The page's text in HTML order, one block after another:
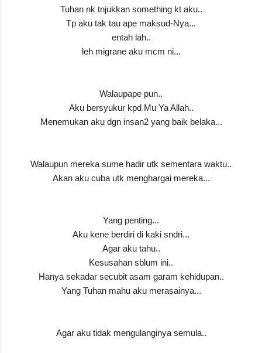
Tuhan nk tnjukkan something kt aku..
Tp aku tak tau ape maksud-Nya...
entah lah..
leh migrane aku mcm ni...
Walaupape pun..
Aku bersyukur kpd Mu Ya Allah..
Menemukan aku dgn insan2 yang baik belaka...
Walaupun mereka sume hadir utk sementara waktu..
Akan aku cuba utk menghargai mereka...
Yang penting...
Aku kene berdiri di kaki sndri...
Agar aku tahu..
Kesusahan sblum ini..
Hanya sekadar secubit asam garam kehidupan..
Yang Tuhan mahu aku merasainya...
Agar aku tidak mengulanginya semula..